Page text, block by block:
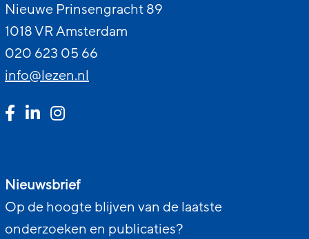
Nieuwe Prinsengracht 89
1018 VR Amsterdam
020 623 05 66
info@lezen.nl
Nieuwsbrief
Op de hoogte blijven van de laatste
onderzoeken en publicaties?